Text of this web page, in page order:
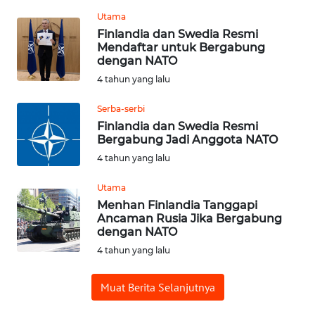
Utama
Finlandia dan Swedia Resmi
Mendaftar untuk Bergabung
dengan NATO
4 tahun yang lalu
Serba-serbi
Finlandia dan Swedia Resmi
Bergabung Jadi Anggota NATO
4 tahun yang lalu
Utama
Menhan Finlandia Tanggapi
Ancaman Rusia Jika Bergabung
dengan NATO
4 tahun yang lalu
Muat Berita Selanjutnya
UTARA
WN
SAMOSIR
WN
PADANG
LAWAS
SUMEDANG
WN
CIANJUR